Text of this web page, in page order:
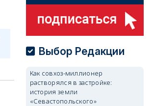
Выбор Редакции
Как совхоз-миллионер
растворялся в застройке:
история земли
«Севастопольского»